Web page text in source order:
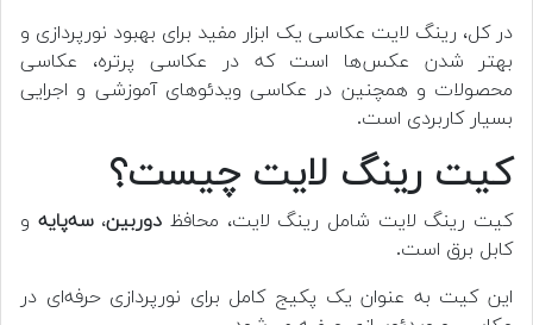
در کل، رینگ لایت عکاسی یک ابزار مفید برای بهبود نورپردازی و
بهتر شدن عکس‌ها است که در عکاسی پرتره، عکاسی
محصولات و همچنین در عکاسی ویدئوهای آموزشی و اجرایی
بسیار کاربردی است.
کیت رینگ لایت چیست؟
کیت رینگ لایت شامل رینگ لایت، محافظ دوربین،سه‌پایه و
کابل برق است.
این کیت به عنوان یک پکیج کامل برای نورپردازی حرفه‌ای در